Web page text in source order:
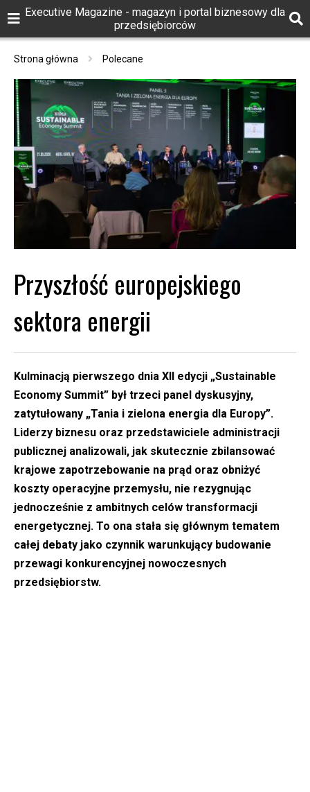
Executive Magazine - magazyn i portal biznesowy dla
przedsiębiorców
Strona główna Polecane
Przyszłość europejskiego
sektora energii
Kulminacją pierwszego dnia XII edycji „Sustainable
Economy Summit” był trzeci panel dyskusyjny,
zatytułowany „Tania i zielona energia dla Europy”.
Liderzy biznesu oraz przedstawiciele administracji
publicznej analizowali, jak skutecznie zbilansować
krajowe zapotrzebowanie na prąd oraz obniżyć
koszty operacyjne przemysłu, nie rezygnując
jednocześnie z ambitnych celów transformacji
energetycznej. To ona stała się głównym tematem
całej debaty jako czynnik warunkujący budowanie
przewagi konkurencyjnej nowoczesnych
przedsiębiorstw.